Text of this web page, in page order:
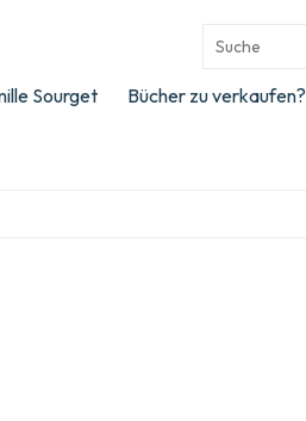
Sourget Bücher zu verkaufen?